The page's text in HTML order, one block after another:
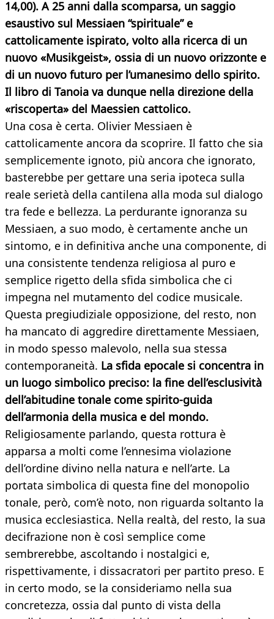
14,00). A 25 anni dalla scomparsa, un saggio
esaustivo sul Messiaen “spirituale” e
cattolicamente ispirato, volto alla ricerca di un
nuovo «Musikgeist», ossia di un nuovo orizzonte e
di un nuovo futuro per l’umanesimo dello spirito.
Il libro di Tanoia va dunque nella direzione della
«riscoperta» del Maessien cattolico.
Una cosa è certa. Olivier Messiaen è
cattolicamente ancora da scoprire. Il fatto che sia
semplicemente ignoto, più ancora che ignorato,
basterebbe per gettare una seria ipoteca sulla
reale serietà della cantilena alla moda sul dialogo
tra fede e bellezza. La perdurante ignoranza su
Messiaen, a suo modo, è certamente anche un
sintomo, e in definitiva anche una componente, di
una consistente tendenza religiosa al puro e
semplice rigetto della sfida simbolica che ci
impegna nel mutamento del codice musicale.
Questa pregiudiziale opposizione, del resto, non
ha mancato di aggredire direttamente Messiaen,
in modo spesso malevolo, nella sua stessa
contemporaneità. La sfida epocale si concentra in
un luogo simbolico preciso: la fine dell’esclusività
dell’abitudine tonale come spirito-guida
dell’armonia della musica e del mondo.
Religiosamente parlando, questa rottura è
apparsa a molti come l’ennesima violazione
dell’ordine divino nella natura e nell’arte. La
portata simbolica di questa fine del monopolio
tonale, però, com’è noto, non riguarda soltanto la
musica ecclesiastica. Nella realtà, del resto, la sua
decifrazione non è così semplice come
sembrerebbe, ascoltando i nostalgici e,
rispettivamente, i dissacratori per partito preso. E
in certo modo, se la consideriamo nella sua
concretezza, ossia dal punto di vista della